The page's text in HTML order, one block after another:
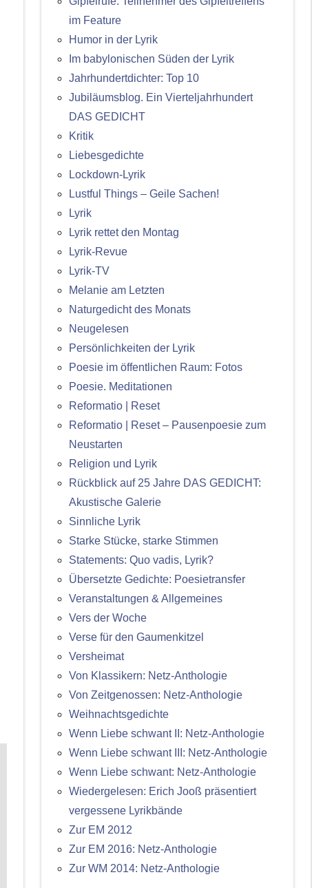
im Feature
Humor in der Lyrik
Im babylonischen Süden der Lyrik
Jahrhundertdichter: Top 10
Jubiläumsblog. Ein Vierteljahrhundert
DAS GEDICHT
Kritik
Liebesgedichte
Lockdown-Lyrik
Lustful Things – Geile Sachen!
Lyrik
Lyrik rettet den Montag
Lyrik-Revue
Lyrik-TV
Melanie am Letzten
Naturgedicht des Monats
Neugelesen
Persönlichkeiten der Lyrik
Poesie im öffentlichen Raum: Fotos
Poesie. Meditationen
Reformatio | Reset
Reformatio | Reset – Pausenpoesie zum
Neustarten
Religion und Lyrik
Rückblick auf 25 Jahre DAS GEDICHT:
Akustische Galerie
Sinnliche Lyrik
Starke Stücke, starke Stimmen
Statements: Quo vadis, Lyrik?
Übersetzte Gedichte: Poesietransfer
Veranstaltungen & Allgemeines
Vers der Woche
Verse für den Gaumenkitzel
Versheimat
Von Klassikern: Netz-Anthologie
Von Zeitgenossen: Netz-Anthologie
Weihnachtsgedichte
Wenn Liebe schwant II: Netz-Anthologie
Wenn Liebe schwant III: Netz-Anthologie
Wenn Liebe schwant: Netz-Anthologie
Wiedergelesen: Erich Jooß präsentiert
vergessene Lyrikbände
Zur EM 2012
Zur EM 2016: Netz-Anthologie
Zur WM 2014: Netz-Anthologie